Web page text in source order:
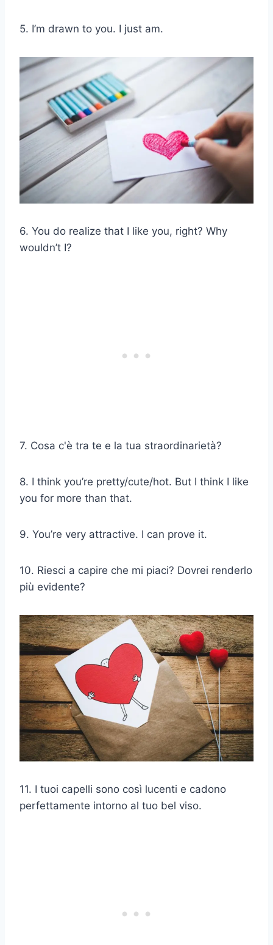
5. I’m drawn to you. I just am.
6. You do realize that I like you, right? Why
wouldn’t I?
7. Cosa c'è tra te e la tua straordinarietà?
8. I think you’re pretty/cute/hot. But I think I like
you for more than that.
9. You’re very attractive. I can prove it.
10. Riesci a capire che mi piaci? Dovrei renderlo
più evidente?
11. I tuoi capelli sono così lucenti e cadono
perfettamente intorno al tuo bel viso.